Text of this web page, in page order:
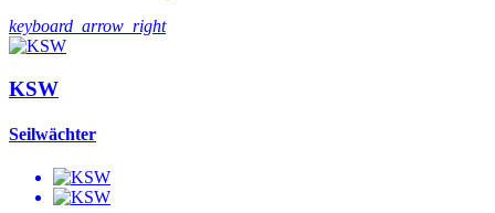
keyboard_arrow_right
KSW
Seilwächter